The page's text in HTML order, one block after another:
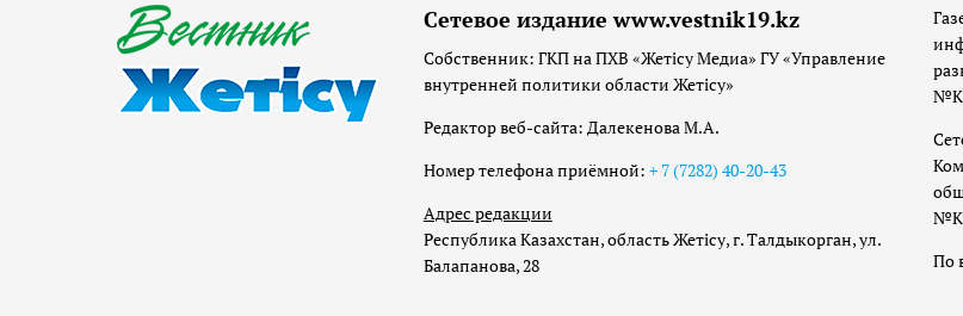
Сетевое издание www.vestnik19.kz
Собственник: ГКП на ПХВ «Жетісу Медиа» ГУ «Управление
внутренней политики области Жетісу»
Редактор веб-сайта: Далекенова М.А.
Номер телефона приёмной: + 7 (7282) 40-20-43
Адрес редакции
Республика Казахстан, область Жетісу, г. Талдыкорган, ул.
Балапанова, 28
По